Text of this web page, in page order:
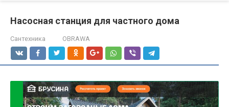
Насосная станция для частного дома
Сантехника OBRAWA